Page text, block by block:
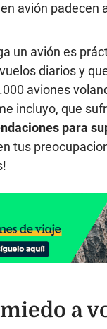
avión padecen
un avión es
diarios y
aviones
incluyo, que
para
tus
a